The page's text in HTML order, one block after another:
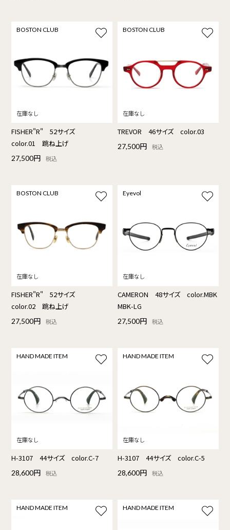
BOSTON CLUB
FISHER"R" 52サイズ
color.01 跳ね上げ
27,500円 税込
BOSTON CLUB
TREVOR 46サイズ color.03
27,500円 税込
BOSTON CLUB
FISHER"R" 52サイズ
color.02 跳ね上げ
27,500円 税込
Eyevol
CAMERON 48サイズ color.MBK
MBK-LG
27,500円 税込
HAND MADE ITEM
H-3107 44サイズ color.C-7
28,600円 税込
HAND MADE ITEM
H-3107 44サイズ color.C-5
28,600円 税込
HAND MADE ITEM HAND MADE ITEM